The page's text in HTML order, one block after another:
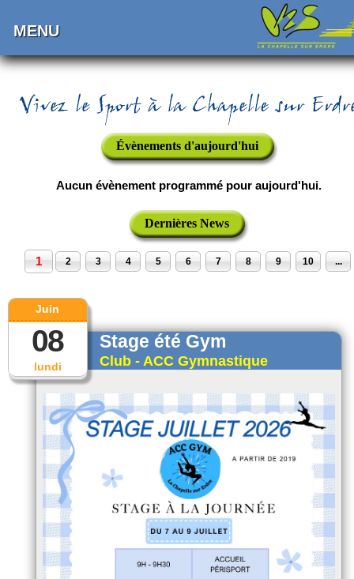
MENU
Évènements d'aujourd'hui
Aucun évènement programmé pour aujourd'hui.
Dernières News
1 2 3 4 5 6 7 8 9 10 ...
lundi
Juin
08 Stage été Gym
Club - ACC Gymnastique